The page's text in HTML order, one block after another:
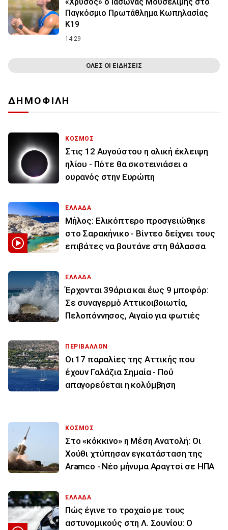
Παγκόσμιο Πρωτάθλημα Κωπηλασίας
Κ19
14:29
ΟΛΕΣ ΟΙ ΕΙΔΗΣΕΙΣ
ΔΗΜΟΦΙΛΗ
ΚΟΣΜΟΣ
Στις 12 Αυγούστου η ολική έκλειψη
ηλίου - Πότε θα σκοτεινιάσει ο
ουρανός στην Ευρώπη
ΕΛΛΑΔΑ
Μήλος: Ελικόπτερο προσγειώθηκε
στο Σαρακήνικο - Βίντεο δείχνει τους
επιβάτες να βουτάνε στη θάλασσα
ΕΛΛΑΔΑ
Έρχονται 39άρια και έως 9 μποφόρ:
Σε συναγερμό Αττικοιβοιωτία,
Πελοπόννησος, Αιγαίο για φωτιές
ΠΕΡΙΒΑΛΛΟΝ
Οι 17 παραλίες της Αττικής που
έχουν Γαλάζια Σημαία - Πού
απαγορεύεται η κολύμβηση
ΚΟΣΜΟΣ
Στο «κόκκινο» η Μέση Ανατολή: Οι
Χούθι χτύπησαν εγκατάσταση της
Aramco - Νέο μήνυμα Αραγτσί σε ΗΠΑ
ΕΛΛΑΔΑ
Πώς έγινε το τροχαίο με τους
αστυνομικούς στη Λ. Σουνίου: Ο